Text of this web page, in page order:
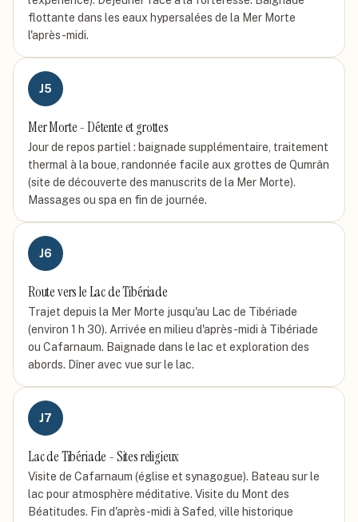
flottante dans les eaux hypersalées de la Mer Morte
l'après-midi.
J5
Mer Morte - Détente et grottes
Jour de repos partiel : baignade supplémentaire, traitement
thermal à la boue, randonnée facile aux grottes de Qumrân
(site de découverte des manuscrits de la Mer Morte).
Massages ou spa en fin de journée.
J6
Route vers le Lac de Tibériade
Trajet depuis la Mer Morte jusqu'au Lac de Tibériade
(environ 1 h 30). Arrivée en milieu d'après-midi à Tibériade
ou Cafarnaum. Baignade dans le lac et exploration des
abords. Dîner avec vue sur le lac.
J7
Lac de Tibériade - Sites religieux
Visite de Cafarnaum (église et synagogue). Bateau sur le
lac pour atmosphère méditative. Visite du Mont des
Béatitudes. Fin d'après-midi à Safed, ville historique